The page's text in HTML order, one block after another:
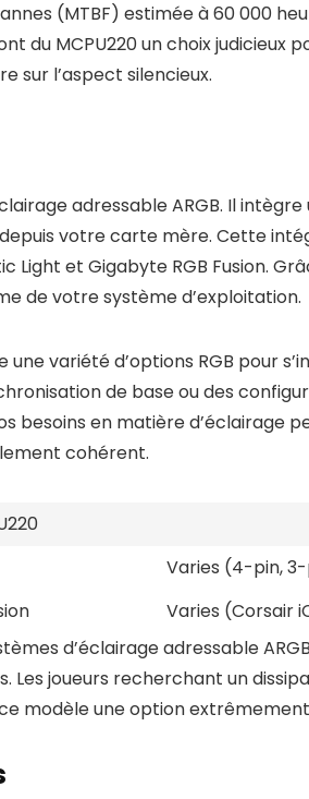
(MTBF) estimée à 60 000
du MCPU220 un choix judicieux
sur l’aspect silencieux.
adressable ARGB. Il
votre carte mère. Cette
et Gigabyte RGB Fusion.
de votre système d’exploitation.
variété d’options RGB pour
de base ou des
en matière d’éclairage
cohérent.
Varies (4-pin,
Varies (Corsair
d’éclairage adressable
joueurs recherchant un
modèle une option